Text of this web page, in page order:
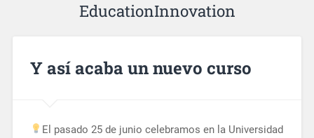
EducationInnovation
Y así acaba un nuevo curso
El pasado 25 de junio celebramos en la Universidad